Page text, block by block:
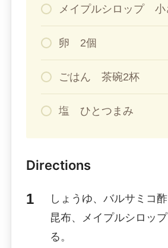
メイプルシロップ 小
卵 2個
ごはん 茶碗2杯
塩 ひとつまみ
Directions
しょうゆ、バルサミコ酢
昆布、メイプルシロッ
る。